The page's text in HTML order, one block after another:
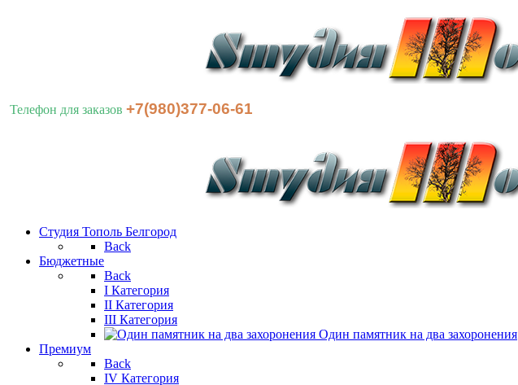
Телефон для заказов +7(980)377-06-61
Студия Тополь Белгород
Back
Бюджетные
Back
I Категория
II Категория
III Категория
Один памятник на два захоронения
Премиум
Back
IV Категория